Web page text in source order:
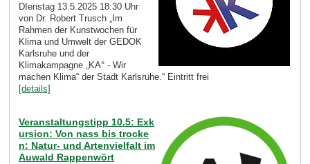
DIenstag 13.5.2025 18:30 Uhr
von Dr. Robert Trusch „Im
Rahmen der Kunstwochen für
Klima und Umwelt der GEDOK
Karlsruhe und der
Klimakampagne „KA° - Wir
machen Klima“ der Stadt Karlsruhe.“ Eintritt frei
[details]
Veranstaltungstipp 10.5: Exk
ursion: Von nass bis trocke
n: Natur- und Artenvielfalt im
Auwald Rappenwört